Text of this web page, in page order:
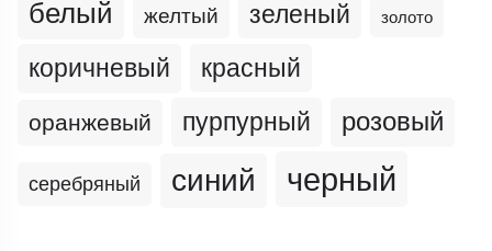
белый желтый зеленый золото
коричневый красный
оранжевый пурпурный розовый
серебряный синий черный